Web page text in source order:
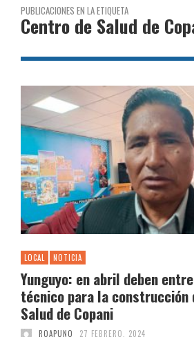
PUBLICACIONES EN LA ETIQUETA
Centro de Salud de
LOCAL NOTICIA
Yunguyo: en abril deben
técnico para la construcción
Salud de Copani
ROAPUNO 27 FEBRERO, 2024